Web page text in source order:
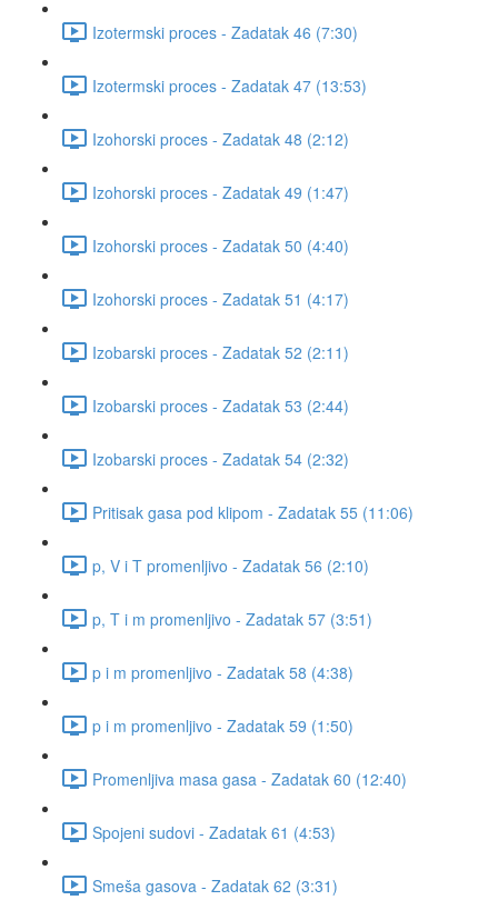
Izotermski proces - Zadatak 46 (7:30)
Izotermski proces - Zadatak 47 (13:53)
Izohorski proces - Zadatak 48 (2:12)
Izohorski proces - Zadatak 49 (1:47)
Izohorski proces - Zadatak 50 (4:40)
Izohorski proces - Zadatak 51 (4:17)
Izobarski proces - Zadatak 52 (2:11)
Izobarski proces - Zadatak 53 (2:44)
Izobarski proces - Zadatak 54 (2:32)
Pritisak gasa pod klipom - Zadatak 55 (11:06)
p, V i T promenljivo - Zadatak 56 (2:10)
p, T i m promenljivo - Zadatak 57 (3:51)
p i m promenljivo - Zadatak 58 (4:38)
p i m promenljivo - Zadatak 59 (1:50)
Promenljiva masa gasa - Zadatak 60 (12:40)
Spojeni sudovi - Zadatak 61 (4:53)
Smeša gasova - Zadatak 62 (3:31)